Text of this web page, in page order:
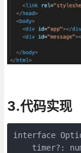
3.代码实现
interface
timer?: